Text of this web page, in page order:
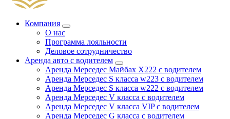
Компания
О нас
Программа лояльности
Деловое сотрудничество
Аренда авто с водителем
Аренда Мерседес Майбах X222 с водителем
Аренда Мерседес S класса w223 с водителем
Аренда Мерседес S класса w222 с водителем
Аренда Мерседес V класса с водителем
Аренда Мерседес V класса VIP с водителем
Аренда Мерседес G класса с водителем